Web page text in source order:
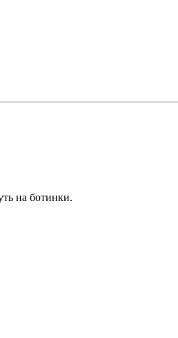
на ботинки.